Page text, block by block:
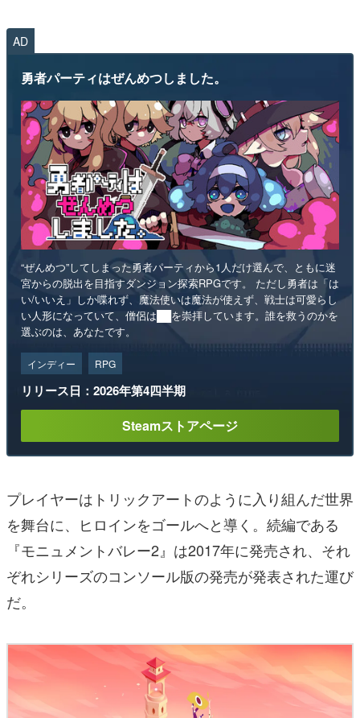
AD
勇者パーティはぜんめつしました。
“ぜんめつ”してしまった勇者パーティから1人だけ選んで、ともに迷
宮からの脱出を目指すダンジョン探索RPGです。 ただし勇者は「は
い/いいえ」しか喋れず、魔法使いは魔法が使えず、戦士は可愛らし
い人形になっていて、僧侶は██を崇拝しています。誰を救うのかを
選ぶのは、あなたです。
インディー RPG
リリース日：2026年第4四半期
Steamストアページ
プレイヤーはトリックアートのように入り組んだ世界
を舞台に、ヒロインをゴールへと導く。続編である
『モニュメントバレー2』は2017年に発売され、それ
ぞれシリーズのコンソール版の発売が発表された運び
だ。